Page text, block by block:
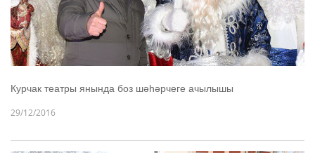
Курчак театры янында боз шәһәрчеге ачылышы
29/12/2016